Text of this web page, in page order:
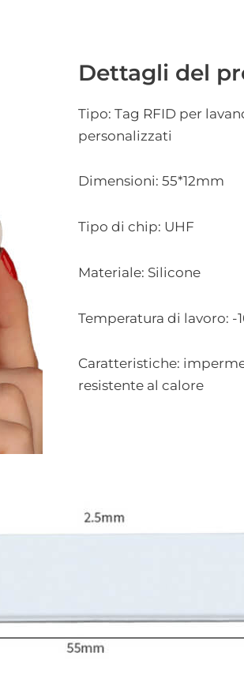
Dettagli del
Tipo: Tag RFID per
personalizzati
Dimensioni: 55*12mm
Tipo di chip: UHF
Materiale: Silicone
Temperatura di lavoro: -
Caratteristiche:
resistente al calore